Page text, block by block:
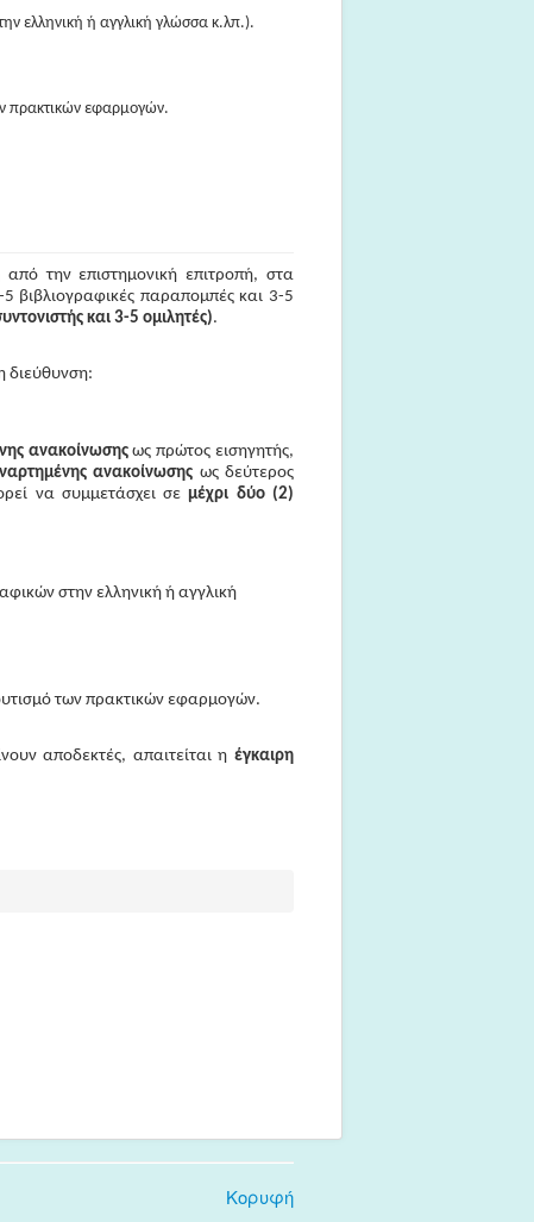
ελληνική ή αγγλική γλώσσα κ.λπ.).
πρακτικών εφαρμογών.
από την επιστημονική επιτροπή, στα
βιβλιογραφικές παραπομπές και 3-5
και 3-5 ομιλητές).
διεύθυνση:
ανακοίνωσηςως πρώτος εισηγητής,
ανακοίνωσης ως δεύτερος
να συμμετάσχει σεμέχρι δύο (2)
στην ελληνική ή αγγλική
των πρακτικών εφαρμογών.
αποδεκτές, απαιτείται ηέγκαιρη
Κορυφή